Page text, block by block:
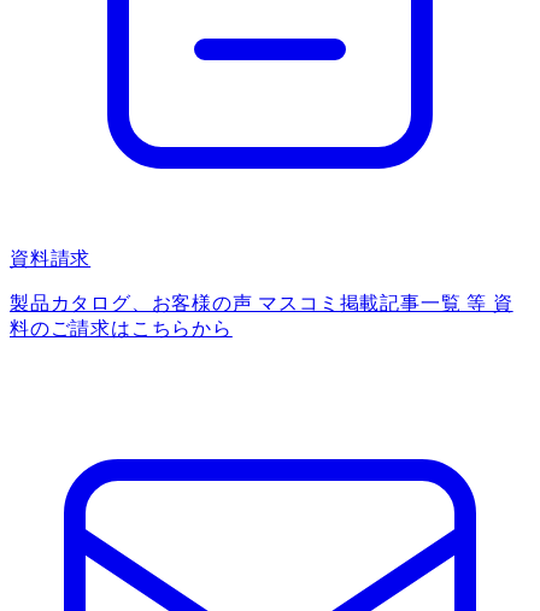
資料請求
製品カタログ、お客様の声 マスコミ掲載記事一覧 等 資
料のご請求はこちらから